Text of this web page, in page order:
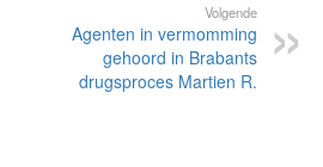
Volgende
Agenten in vermomming
gehoord in Brabants
drugsproces Martien R.